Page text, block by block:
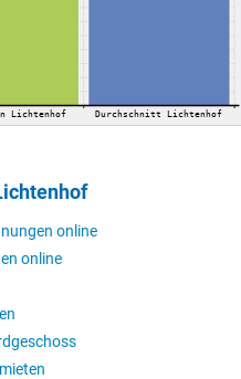
Lichtenhof Durchschnitt Lichtenhof
online
online